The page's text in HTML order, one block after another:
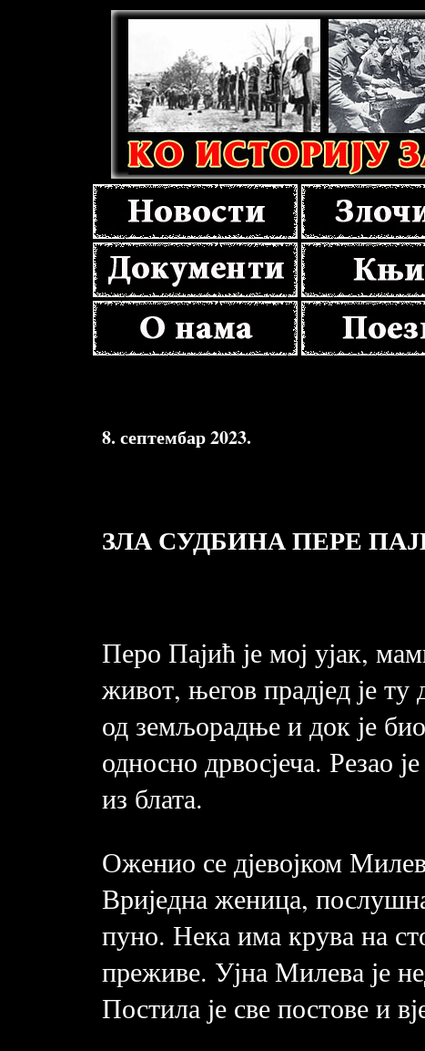
8. септембар 2023.
ЗЛА СУДБИНА ПЕРЕ
Перо Пајић је мој ујак,
живот, његов прадјед је
од земљорадње и док је
односно дрвосјеча. Резао
из блата.
Оженио се дјевојком
Вриједна женица,
пуно. Нека има крува на
преживе. Ујна Милева је
Постила је све постове и